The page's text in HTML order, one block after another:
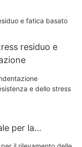
residuo e
per la
stress -